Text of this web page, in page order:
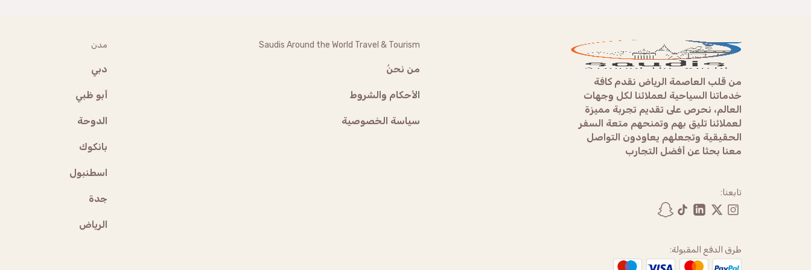
من قلب العاصمة الرياض نقدم كافة
خدماتنا السياحية لعملائنا لكل وجهات
العالم، نحرص على تقديم تجربة مميزة
لعملائنا تليق بهم وتمنحهم متعة السفر
الحقيقية وتجعلهم يعاودون التواصل
معنا بحثا عن أفضل التجارب
تابعنا:
طرق الدفع المقبولة:
Saudis Around the World Travel & Tourism
من نحنُ
الأحكام والشروط
سياسة الخصوصية
مدن
دبي
أبو ظبي
الدوحة
بانكوك
اسطنبول
جدة
الرياض